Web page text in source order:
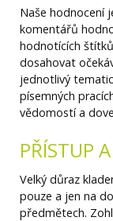
Naše hodnocení
komentářů
hodnotících
dosahovat
jednotlivý
písemných
vědomostí a
PŘÍSTUP
Velký důraz
pouze a jen na
předmětech.